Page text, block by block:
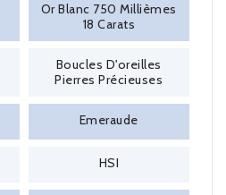
Or Blanc 750 Millièmes
18 Carats
Boucles D'oreilles
Pierres Précieuses
Emeraude
HSI